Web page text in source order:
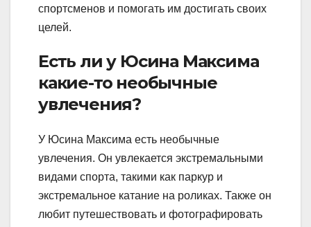
спортсменов и помогать им достигать своих
целей.
Есть ли у Юсина Максима
какие-то необычные
увлечения?
У Юсина Максима есть необычные
увлечения. Он увлекается экстремальными
видами спорта, такими как паркур и
экстремальное катание на роликах. Также он
любит путешествовать и фотографировать